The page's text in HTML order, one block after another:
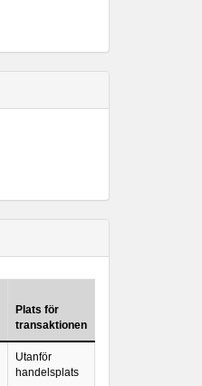
Plats för
transaktionen
Utanför
handelsplats